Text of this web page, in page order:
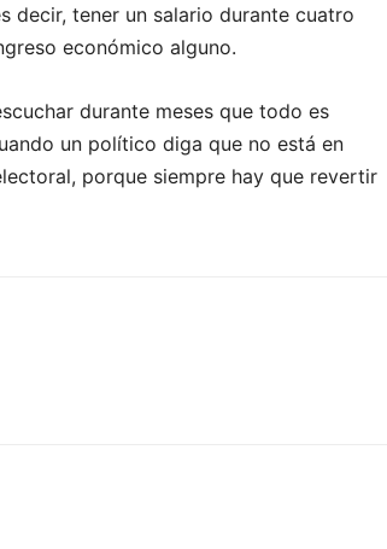
decir, tener un salario durante cuatro
económico alguno.
durante meses que todo es
un político diga que no está en
porque siempre hay que revertir